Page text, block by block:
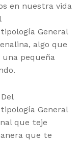
en nuestra vida
General
algo que
una pequeña
General
que teje
que te